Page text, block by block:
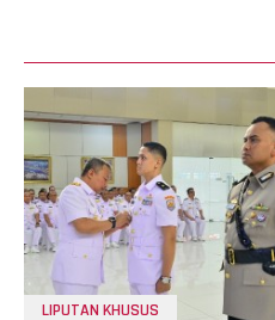
LIPUTAN KHUSUS